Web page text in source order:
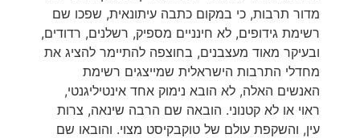
מדור תרבות, כי במקום כתבה עיתונאית, שפכו שם
רשימת גידופים, לא חינניים מספיק, רשלנים, רדודים,
ובעיקר מאוד מעצבנים, בחוצפה להתיימר להציג את
מחדלי התרבות הישראלית שמייצגים רשימת
האנשים האלה, לא הובא נימוק אחד אינטיליגנטי,
ראוי או לא קטנוני. הובאה שם הרבה שינאה, צרות
עין, והשקפת עולם של טוקבקיסט מצוי. והובאו שם